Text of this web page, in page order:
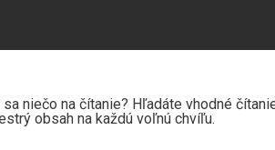
niečo na čítanie? Hľadáte vhodné
obsah na každú voľnú chvíľu.